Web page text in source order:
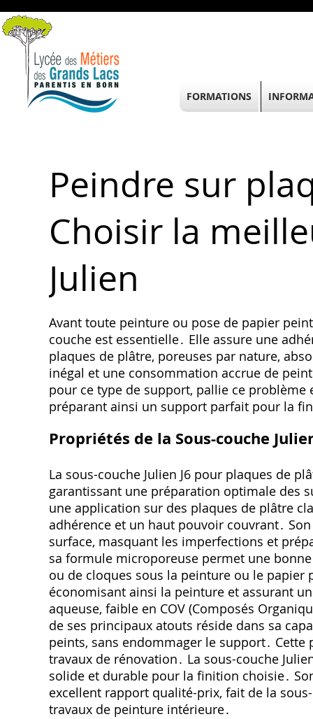
Peindre sur
Choisir la
Julien
Avant toute peinture ou pose de papier
couche est essentielle․ Elle assure une
plaques de plâtre‚ poreuses par nature‚
inégal et une consommation accrue de
pour ce type de support‚ pallie ce
préparant ainsi un support parfait pour la
Propriétés de la Sous-couche
La sous-couche Julien J6 pour plaques de
garantissant une préparation optimale des
une application sur des plaques de plâtre
adhérence et un haut pouvoir couvrant․
surface‚ masquant les imperfections et
sa formule microporeuse permet une
ou de cloques sous la peinture ou le papier
économisant ainsi la peinture et assurant
aqueuse‚ faible en COV (Composés
de ses principaux atouts réside dans sa
peints‚ sans endommager le support․
travaux de rénovation․ La sous-couche
solide et durable pour la finition choisie․
excellent rapport qualité-prix‚ fait de la
travaux de peinture intérieure․
FORMATIONS